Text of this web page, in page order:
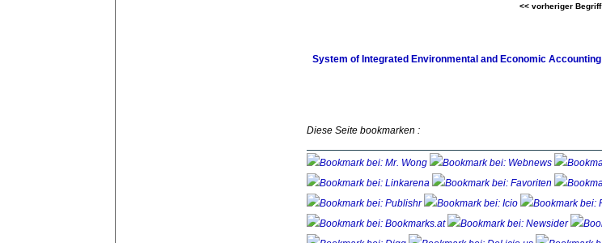
<< vorheriger Begriff
System of Integrated Environmental and Economic Accounting
Diese Seite bookmarken :